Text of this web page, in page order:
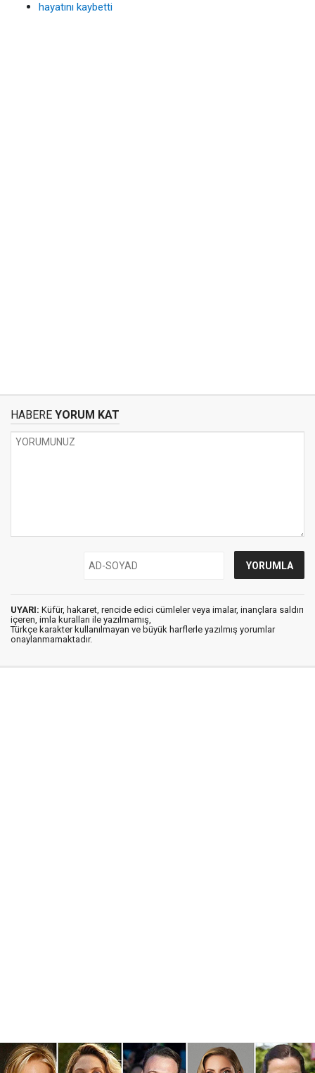
hayatını kaybetti
HABERE YORUM KAT
UYARI: Küfür, hakaret, rencide edici cümleler veya imalar, inançlara saldırı
içeren, imla kuralları ile yazılmamış,
Türkçe karakter kullanılmayan ve büyük harflerle yazılmış yorumlar
onaylanmamaktadır.